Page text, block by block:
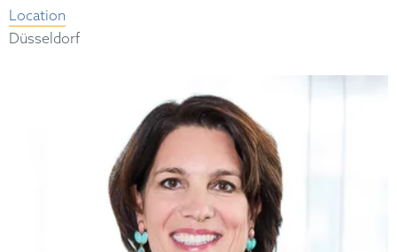
Location
Düsseldorf